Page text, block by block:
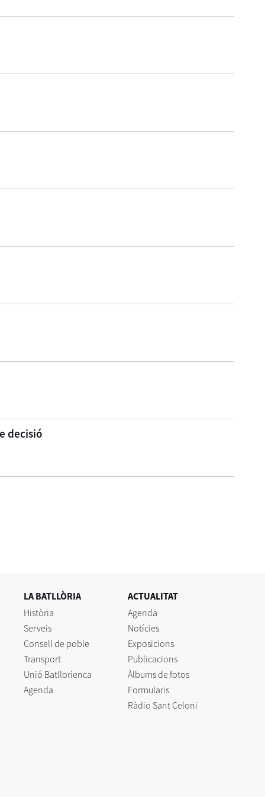
decisió
LA BATLLÒRIA
Història
Serveis
Consell de poble
Transport
Unió Batllorienca
Agenda
ACTUALITAT
Agenda
Notícies
Exposicions
Publicacions
Àlbums de fotos
Formularis
Ràdio Sant Celoni